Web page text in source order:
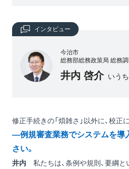
インタビュー
今治市
総務部総務政策局 総務
井内 啓介 いう
修正手続きの「煩雑さ」以外に、校正
―例規審査業務でシステムを導
さい。
井内 私たちは、条例や規則、要綱と